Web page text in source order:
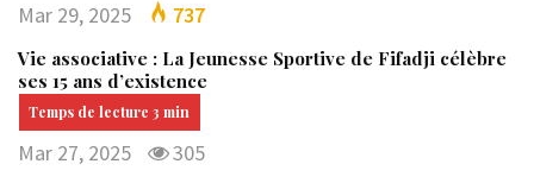
Mar 29, 2025 737
Vie associative : La Jeunesse Sportive de Fifadji célèbre
ses 15 ans d’existence
Mar 27, 2025 305